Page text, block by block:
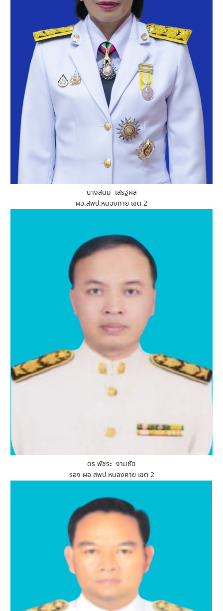
นางสนม เสริฐผล
ผอ.สพป.หนองคาย เขต 2
ดร.พัชระ งามชัด
รอง ผอ.สพป.หนองคาย เขต 2